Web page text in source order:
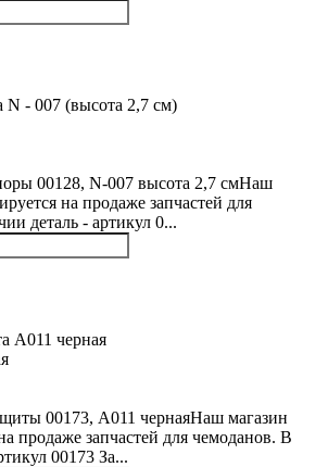
00128, N-007 высота 2,7 смНаш
на продаже запчастей для
деталь - артикул 0...
00173, А011 чернаяНаш магазин
продаже запчастей для чемоданов. В
00173 За...